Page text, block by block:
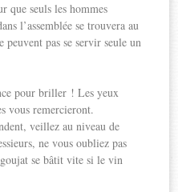
que seuls les hommes
l’assemblée se trouvera au
pas se servir seule un
pour briller ! Les yeux
vous remercieront.
veillez au niveau de
ne vous oubliez pas
se bâtit vite si le vin